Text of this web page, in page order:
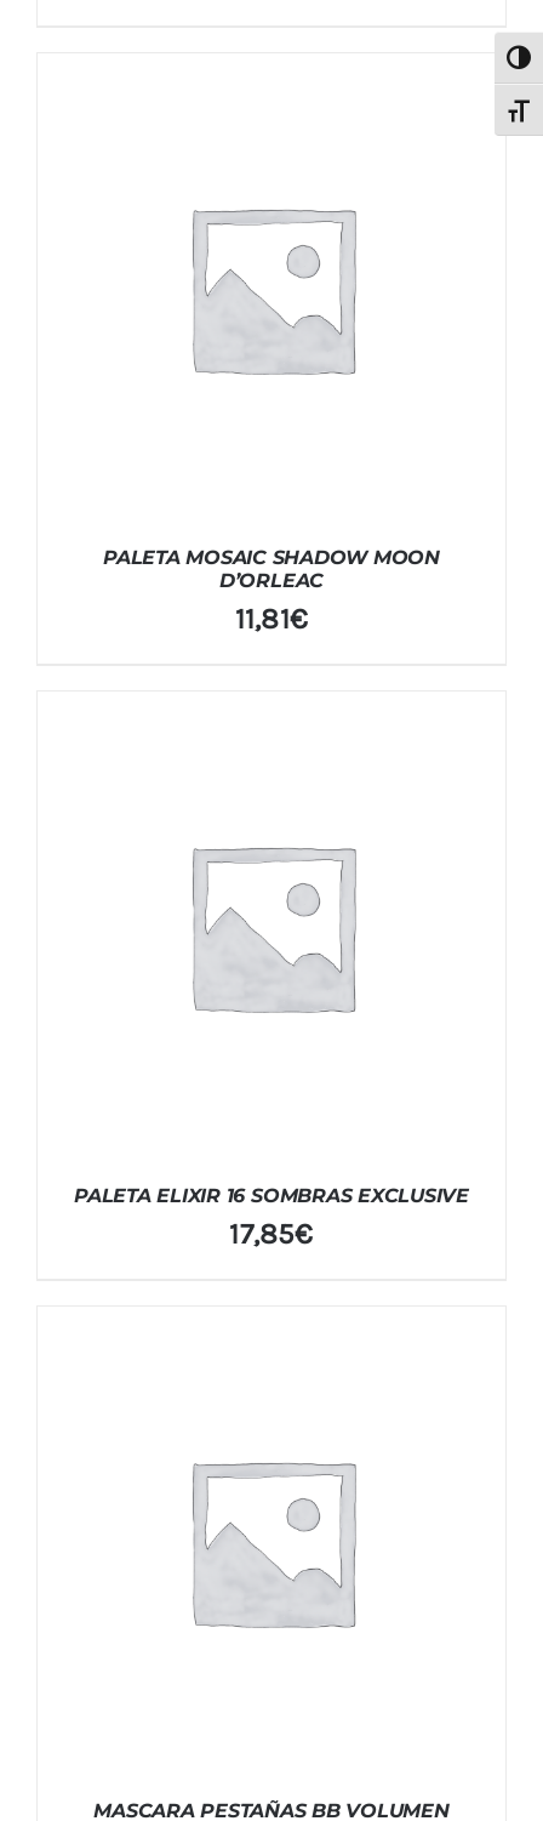
PALETA MOSAIC SHADOW MOON
D’ORLEAC
11,81€
PALETA ELIXIR 16 SOMBRAS EXCLUSIVE
17,85€
MASCARA PESTAÑAS BB VOLUMEN